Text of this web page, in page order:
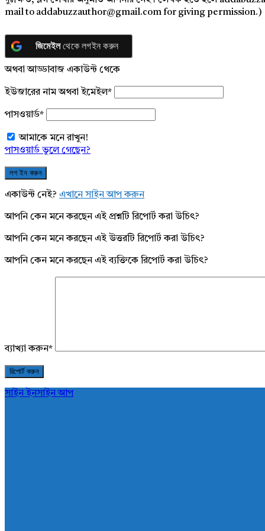
mail to addabuzzauthor@gmail.com for giving permission.)
জিমেইলথেকে লগইন করুন
অথবা আড্ডাবাজ একাউন্ট থেকে
ইউজারের নাম অথবা ইমেইল*
পাসওয়ার্ড*
আমাকে মনে রাখুন!
পাসওয়ার্ড ভুলে গেছেন?
একাউন্ট নেই? এখানে সাইন আপ করুন
আপনি কেন মনে করছেন এই প্রশ্নটি রিপোর্ট করা উচিৎ?
আপনি কেন মনে করছেন এই উত্তরটি রিপোর্ট করা উচিৎ?
আপনি কেন মনে করছেন এই ব্যক্তিকে রিপোর্ট করা উচিৎ?
ব্যাখ্যা করুন*
সাইন ইনসাইন আপ